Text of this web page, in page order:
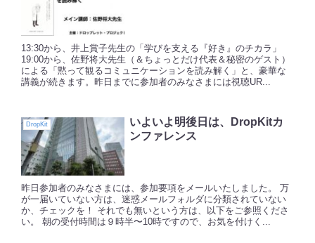
13:30から、井上賞子先生の「学びを支える『好き』のチカラ」
19:00から、佐野将大先生（＆ちょっとだけ代表＆秘密のゲスト）
による「黙って観るコミュニケーションを読み解く」と、豪華な
講義が続きます。昨日までに参加者のみなさまには視聴UR...
DropKit
いよいよ明後日は、DropKitカ
ンファレンス
昨日参加者のみなさまには、参加要項をメールいたしました。 万
が一届いていない方は、迷惑メールフォルダに分類されていない
か、チェックを！ それでも無いという方は、以下をご参照くださ
い。 朝の受付時間は９時半〜10時ですので、お気を付けく...